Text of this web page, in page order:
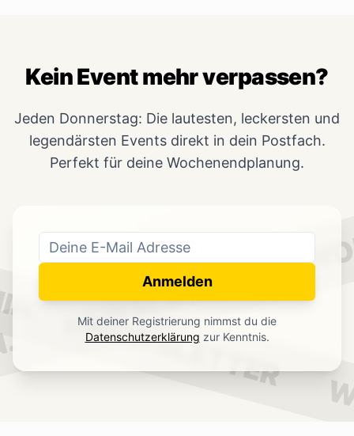
NEWSLETTER
NEWSLETTER
Kein Event mehr verpassen?
Jeden Donnerstag: Die lautesten, leckersten und
legendärsten Events direkt in dein Postfach.
Perfekt für deine Wochenendplanung.
Anmelden
Mit deiner Registrierung nimmst du die
Datenschutzerklärung zur Kenntnis.